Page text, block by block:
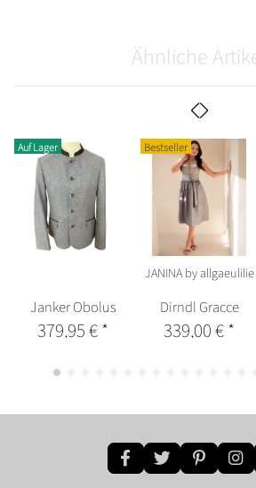
Ähnliche
Auf Lager
Janker Obolus
379,95 €*
Bestseller
JANINA by allgaeulilie
Dirndl Gracce
339,00 €*